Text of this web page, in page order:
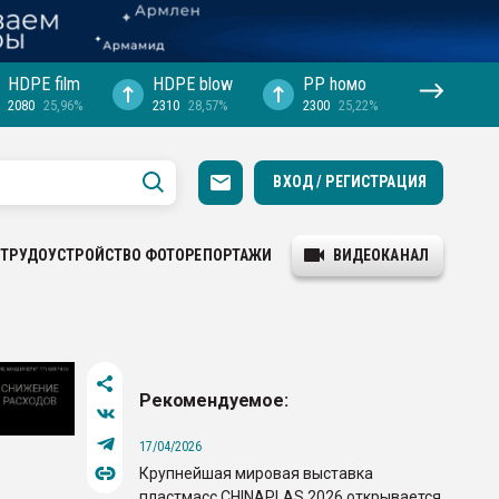
HDPE film
2080 25,96%
HDPE blow
2310 28,57%
PP hомо
2300 25,22%
ВХОД / РЕГИСТРАЦИЯ
ТРУДОУСТРОЙСТВО ФОТОРЕПОРТАЖИ ВИДЕОКАНАЛ
Рекомендуемое:
17/04/2026
Крупнейшая мировая выставка